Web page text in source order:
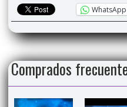
WhatsApp
Comprados